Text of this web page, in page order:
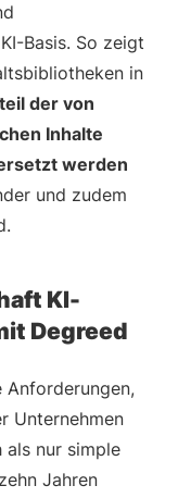
Basis. So zeigt
in
der von
Inhalte
werden
und zudem
KI-
Degreed
Unternehmen
nur simple
Jahren